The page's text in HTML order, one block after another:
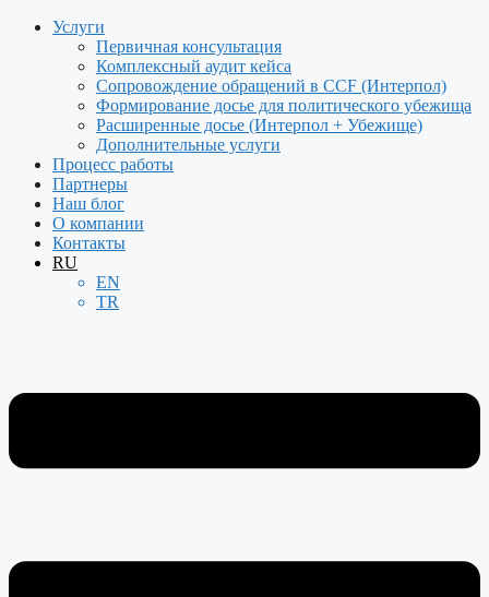
Перейти
содержимому
Услуги
Первичная консультация
Комплексный аудит кейса
Сопровождение обращений в CCF (Интерпол)
Формирование досье для политического убежища
Расширенные досье (Интерпол + Убежище)
Дополнительные услуги
Процесс работы
Партнеры
Наш блог
О компании
Контакты
RU
EN
TR